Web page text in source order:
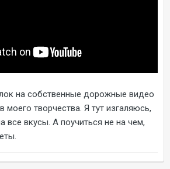
на собственные дорожные видео
моего творчества. Я тут изгаляюсь,
все вкусы. А поучиться не на чем,